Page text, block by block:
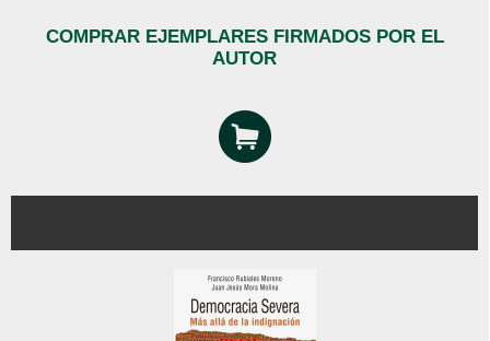
COMPRAR EJEMPLARES FIRMADOS POR EL
AUTOR